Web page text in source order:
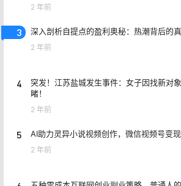
2 年前
3 深入剖析自提点的盈利奥秘：热潮背后的
2 年前
4
突发！江苏盐城发生事件：女子因找新对
睹！
2 年前
5 AI助力灵异小说视频创作，微信视频号变
2 年前